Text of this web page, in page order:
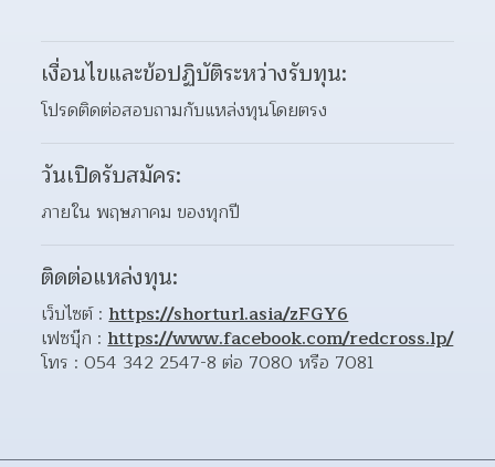
เงื่อนไขและข้อปฏิบัติระหว่างรับทุน:
โปรดติดต่อสอบถามกับแหล่งทุนโดยตรง
วันเปิดรับสมัคร:
ภายใน พฤษภาคม ของทุกปี
ติดต่อแหล่งทุน:
เว็บไซต์ : https://shorturl.asia/zFGY6
เฟซบุ๊ก : https://www.facebook.com/redcross.lp/
โทร : 054 342 2547-8 ต่อ 7080 หรือ 7081